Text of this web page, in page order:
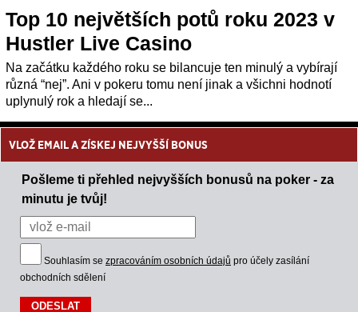
Top 10 největších potů roku 2023 v
Hustler Live Casino
Na začátku každého roku se bilancuje ten minulý a vybírají
různá “nej”. Ani v pokeru tomu není jinak a všichni hodnotí
uplynulý rok a hledají se...
VLOŽ EMAIL A ZÍSKEJ NEJVYŠŠÍ BONUS
Pošleme ti přehled nejvyšších bonusů na poker - za
minutu je tvůj!
Souhlasím se zpracováním osobních údajů pro účely zasílání
obchodních sdělení